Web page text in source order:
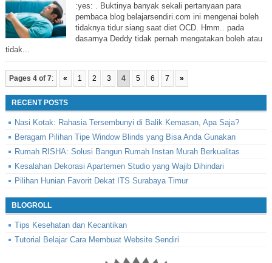
:yes: . Buktinya banyak sekali pertanyaan para
pembaca blog belajarsendiri.com ini mengenai boleh
tidaknya tidur siang saat diet OCD. Hmm.. pada
dasarnya Deddy tidak pernah mengatakan boleh atau
tidak...
Pages 4 of 7: « 1 2 3 4 5 6 7 »
RECENT POSTS
Nasi Kotak: Rahasia Tersembunyi di Balik Kemasan, Apa Saja?
Beragam Pilihan Tipe Window Blinds yang Bisa Anda Gunakan
Rumah RISHA: Solusi Bangun Rumah Instan Murah Berkualitas
Kesalahan Dekorasi Apartemen Studio yang Wajib Dihindari
Pilihan Hunian Favorit Dekat ITS Surabaya Timur
BLOGROLL
Tips Kesehatan dan Kecantikan
Tutorial Belajar Cara Membuat Website Sendiri